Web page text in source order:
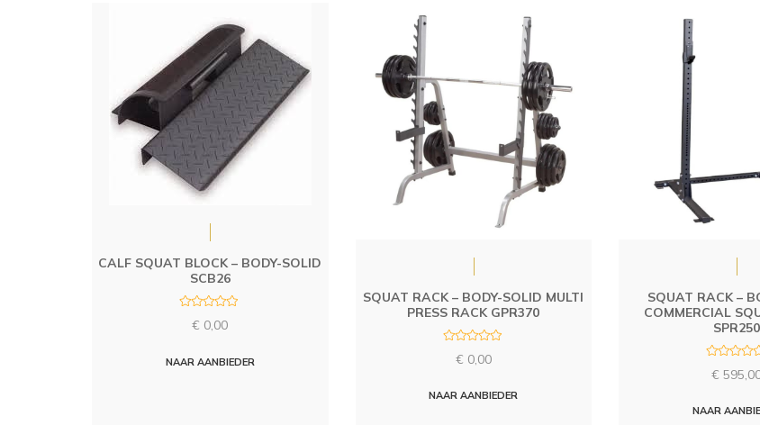
CALF SQUAT BLOCK – BODY-SOLID
SCB26
d
€ 0,00
NAAR AANBIEDER
SQUAT RACK – BODY-SOLID MULTI
PRESS RACK GPR370
d
€ 0,00
NAAR AANBIEDER
SQUAT RACK –
COMMERCIAL
SPR250
a
d
€
NAAR